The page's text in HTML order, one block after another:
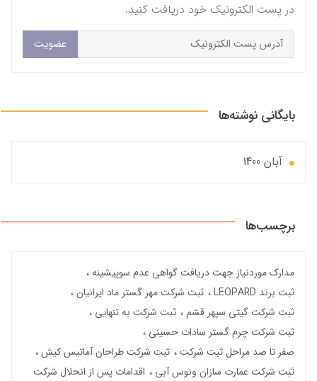
در پست الکترونیک خود دریافت کنید.
عضویت
بایگانی نوشته‌ها
آبان 1400
برچسب‌ها
مدارک موردنیاز جهت دریافت گواهی عدم سوپیشینه
ثبت برند LEOPARD
ثبت شرکت مهر گستر ماد ایرانیان
ثبت شرکت گیتی سپهر قشم
ثبت شرکت به تنهایی
ثبت شرکت چرم گستر سادات حسینی
صفر تا صد مراحل ثبت شرکت
ثبت شرکت طراحان آماتیس کیش
ثبت شرکت عمارت سازان ونوس آبی
اقدامات پس از انحلال شرکت